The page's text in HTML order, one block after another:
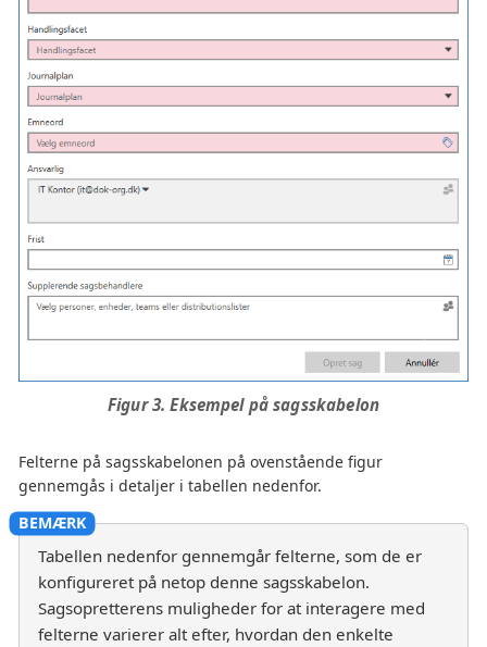
Figur 3. Eksempel på sagsskabelon
Felterne på sagsskabelonen på ovenstående figur
gennemgås i detaljer i tabellen nedenfor.
Tabellen nedenfor gennemgår felterne, som de er
konfigureret på netop denne sagsskabelon.
Sagsopretterens muligheder for at interagere med
felterne varierer alt efter, hvordan den enkelte